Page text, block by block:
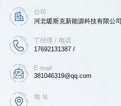
公司
河北暖斯克新能源科技有限公司
丁经理 / 电话
17692131387 /
E-mail
381046319@qq.com
地 址